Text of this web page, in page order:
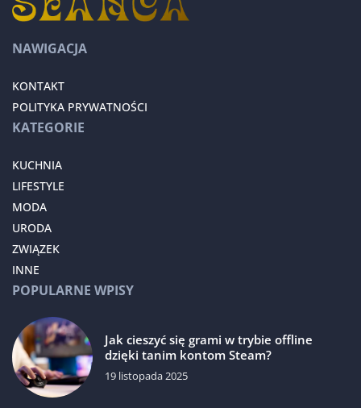
NAWIGACJA
KONTAKT
POLITYKA PRYWATNOŚCI
KATEGORIE
KUCHNIA
LIFESTYLE
MODA
URODA
ZWIĄZEK
INNE
POPULARNE WPISY
Jak cieszyć się grami w trybie offline
dzięki tanim kontom Steam?
19 listopada 2025